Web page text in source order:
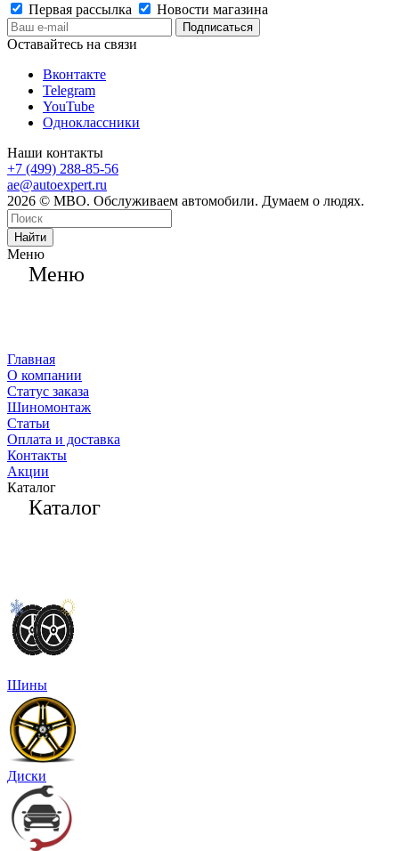
Первая рассылка
Новости магазина
Оставайтесь на связи
Вконтакте
Telegram
YouTube
Одноклассники
Наши контакты
+7 (499) 288-85-56
ae@autoexpert.ru
2026 © МВО. Обслуживаем автомобили. Думаем о людях.
Найти
Меню
Меню
Главная
О компании
Статус заказа
Шиномонтаж
Статьи
Оплата и доставка
Контакты
Акции
Каталог
Каталог
Шины
Диски